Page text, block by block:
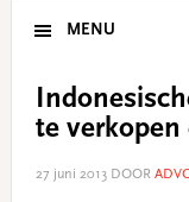
MENU
te verkopen
27 juni 2013DOOR